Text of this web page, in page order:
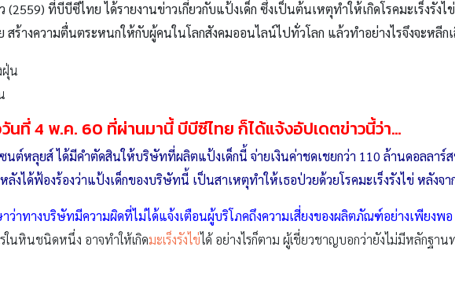
(2559) ที่บีบีซีไทย ได้รายงานข่าวเกี่ยวกับแป้งเด็ก ซึ่งเป็นต้นเหตุทำให้เกิดโรคมะเร็งรัง
ร้างความตื่นตระหนกให้กับผู้คนในโลกสังคมออนไลน์ไปทั่วโลก แล้วทำอย่างไรจึงจะหลีก
นที่ 4 พ.ค. 60 ที่ผ่านมานี้ บีบีซีไทย ก็ได้แจ้งอัปเดตข่าวนี้ว่า…
ซนต์หลุยส์ ได้มีคำตัดสินให้บริษัทที่ผลิตแป้งเด็กนี้ จ่ายเงินค่าชดเชยกว่า 110 ล้านดอลลาร์
ลังได้ฟ้องร้องว่าแป้งเด็กของบริษัทนี้ เป็นสาเหตุทำให้เธอป่วยด้วยโรคมะเร็งรังไข่ หลัง
ว่าทางบริษัทมีความผิดที่ไม่ได้แจ้งเตือนผู้บริโภคถึงความเสี่ยงของผลิตภัณฑ์อย่างเพียงพอ
ในหินชนิดหนึ่ง อาจทำให้เกิดมะเร็งรังไข่ได้ อย่างไรก็ตาม ผู้เชี่ยวชาญบอกว่ายังไม่มีหลักฐา